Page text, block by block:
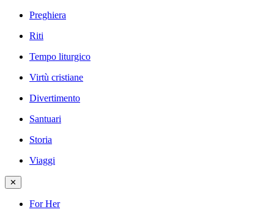
Preghiera
Riti
Tempo liturgico
Virtù cristiane
Divertimento
Santuari
Storia
Viaggi
✕
For Her